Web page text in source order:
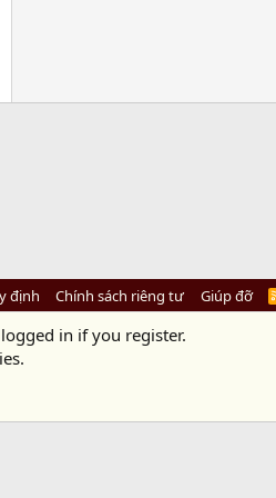
định Chính sách riêng tư Giúp đỡ
in if you register.